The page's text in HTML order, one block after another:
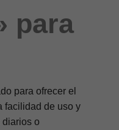
para
para ofrecer el
facilidad de uso y
o